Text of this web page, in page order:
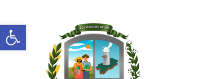
Abrir a barra de ferramentas